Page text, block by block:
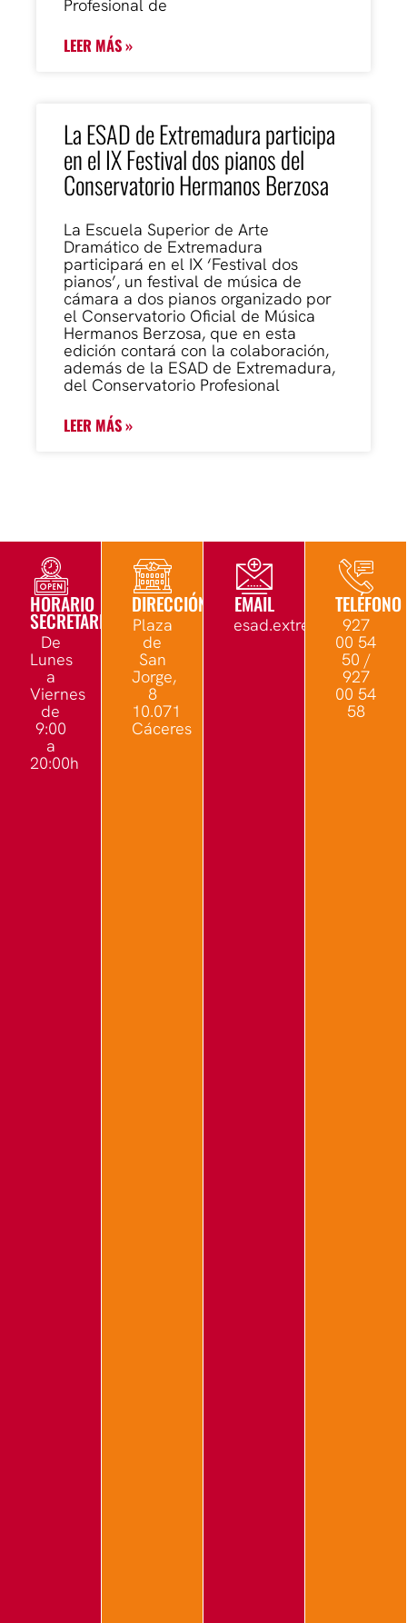
Profesional de
LEER MÁS »
La ESAD de Extremadura participa
en el IX Festival dos pianos del
Conservatorio Hermanos Berzosa
La Escuela Superior de Arte
Dramático de Extremadura
participará en el IX ‘Festival dos
pianos’, un festival de música de
cámara a dos pianos organizado por
el Conservatorio Oficial de Música
Hermanos Berzosa, que en esta
edición contará con la colaboración,
además de la ESAD de Extremadura,
del Conservatorio Profesional
LEER MÁS »
HORARIO
SECRETARÍA
De
Lunes
a
Viernes
de
9:00
a
20:00h
DIRECCIÓN
Plaza
de
San
Jorge,
8
10.071
Cáceres
EMAIL TELÉFONO
927
00 54
50 /
927
00 54
58